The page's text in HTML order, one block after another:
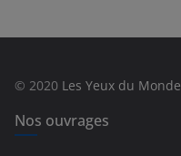
e
© 2020 Les Yeux du Monde
Nos ouvrages